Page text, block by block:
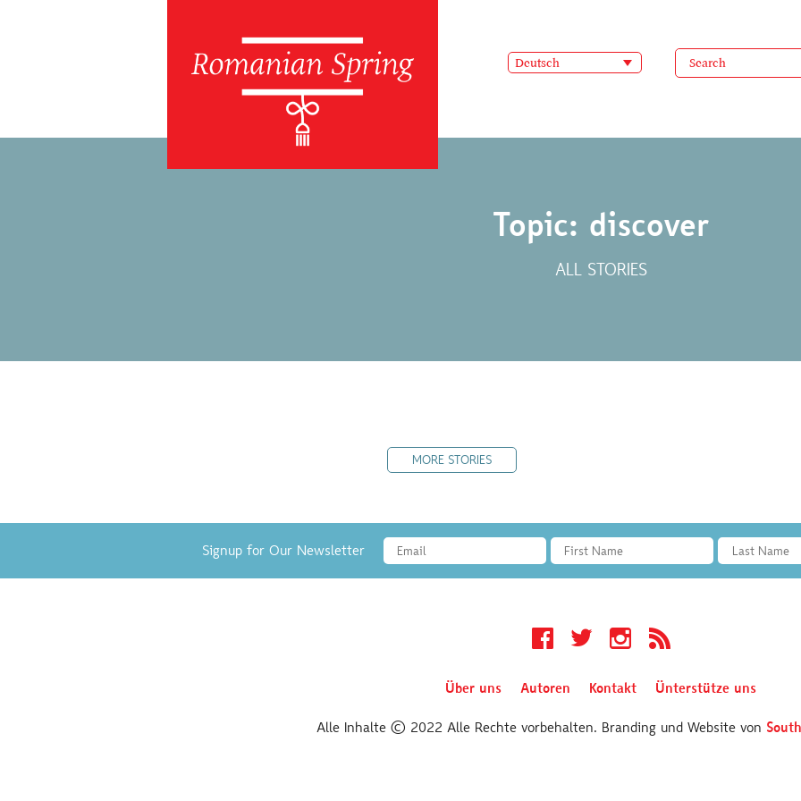
Deutsch
Topic: discover
ALL STORIES
MORE STORIES
Signup for Our Newsletter
Facebook Twitter Instagram RSS
Über uns Autoren Kontakt Ünterstütze uns
Alle Inhalte © 2022 Alle Rechte vorbehalten. Branding und Website von